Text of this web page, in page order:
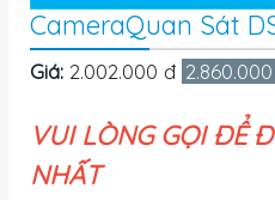
CameraQuan Sát
Giá: 2.002.000 đ
VUI LÒNG GỌI ĐỂ
NHẤT